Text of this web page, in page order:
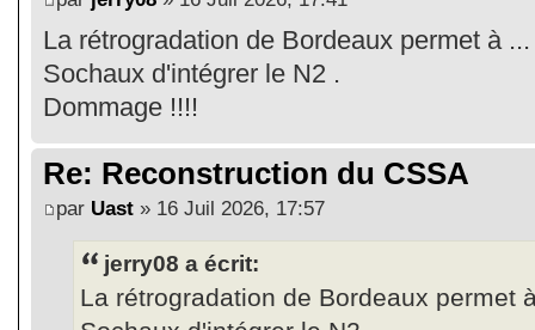
La rétrogradation de Bordeaux permet à ...
Sochaux d'intégrer le N2 .
Dommage !!!!
Re: Reconstruction du CSSA
par Uast » 16 Juil 2026, 17:57
jerry08 a écrit:
La rétrogradation de Bordeaux permet